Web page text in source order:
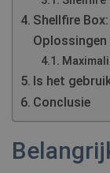
Shellfire
Oplossingen
Is het
Conclusie